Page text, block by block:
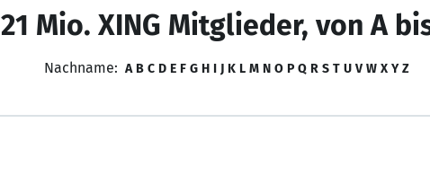
21 Mio. XING Mitglieder, von A
Nachname: A B C D E F G H I J K L M N O P Q R S T U V W X Y Z